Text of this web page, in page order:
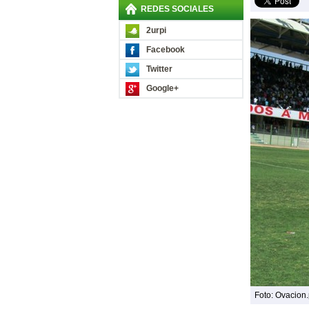
REDES SOCIALES
2urpi
Facebook
Twitter
Google+
Foto: